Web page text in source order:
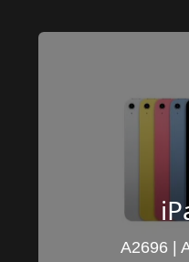
A2696 |